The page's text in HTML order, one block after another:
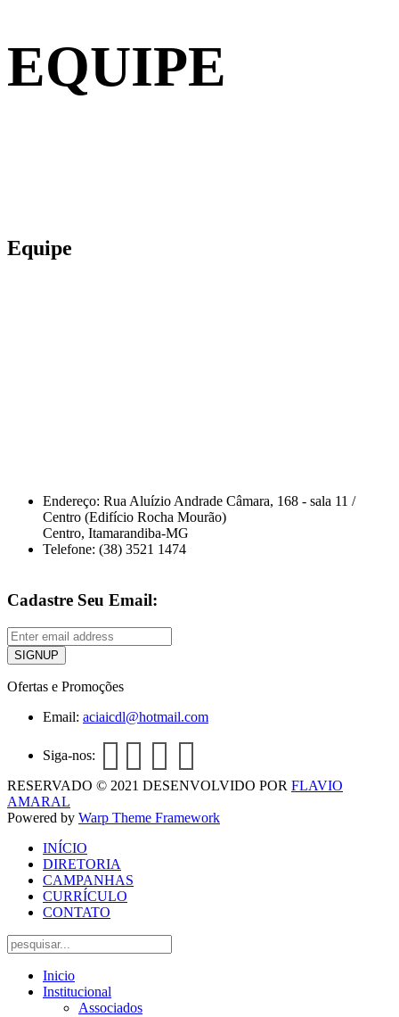
EQUIPE
Equipe
Endereço: Rua Aluízio Andrade Câmara, 168 - sala 11 /
Centro (Edifício Rocha Mourão)
Centro, Itamarandiba-MG
Telefone: (38) 3521 1474
Cadastre Seu Email:
Ofertas e Promoções
Email: aciaicdl@hotmail.com
Siga-nos:
RESERVADO © 2021 DESENVOLVIDO POR FLAVIO
AMARAL
Powered by Warp Theme Framework
INÍCIO
DIRETORIA
CAMPANHAS
CURRÍCULO
CONTATO
Inicio
Institucional
Associados